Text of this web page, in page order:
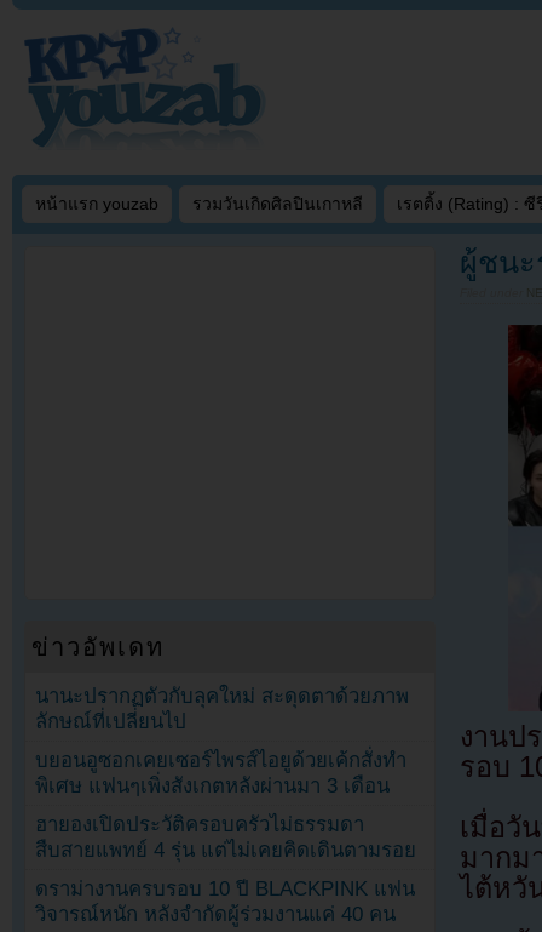
หน้าแรก youzab รวมวันเกิดศิลปินเกาหลี เรตติ้ง (Rating) : ซี
ผู้ชนะ
งานป
รอบ
เมื่อ
มากม
ไต้หวั
ข่าวอัพเดท
นานะปรากฏตัวกับลุคใหม่ สะดุดตาด้วยภาพ
ลักษณ์ที่เปลี่ยนไป
บยอนอูซอกเคยเซอร์ไพรส์ไอยูด้วยเค้กสั่งทำ
พิเศษ แฟนๆเพิ่งสังเกตหลังผ่านมา 3 เดือน
ฮายองเปิดประวัติครอบครัวไม่ธรรมดา
สืบสายแพทย์ 4 รุ่น แต่ไม่เคยคิดเดินตามรอย
ดราม่างานครบรอบ 10 ปี BLACKPINK แฟน
วิจารณ์หนัก หลังจำกัดผู้ร่วมงานแค่ 40 คน